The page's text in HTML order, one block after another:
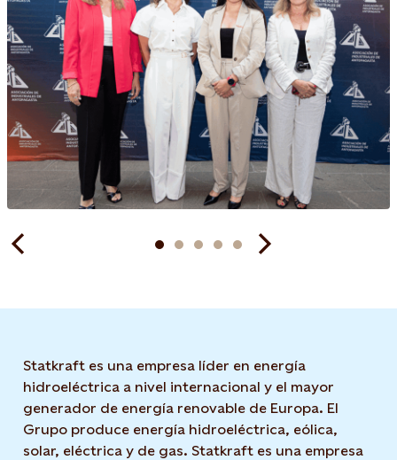
Statkraft es una empresa líder en energía
hidroeléctrica a nivel internacional y el mayor
generador de energía renovable de Europa. El
Grupo produce energía hidroeléctrica, eólica,
solar, eléctrica y de gas. Statkraft es una empresa